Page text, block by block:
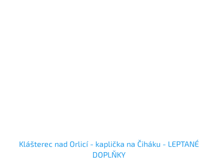
Klášterec nad Orlicí - kaplička na Čiháku - LEPTANÉ
DOPLŇKY